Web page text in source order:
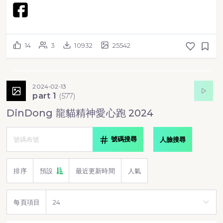
14 3 10932 25542
2024-02-13
part 1 (577)
DinDong 龍貓精神愛心跑 2024
號碼搜尋 人臉搜尋
排序 預設 最近更新時間 人氣
每頁項目